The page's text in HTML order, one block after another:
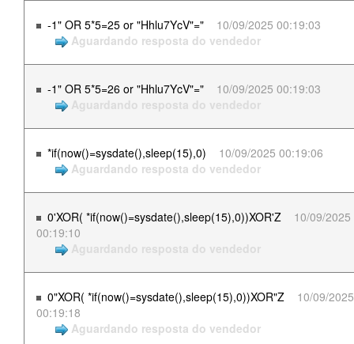
-1" OR 5*5=25 or "Hhlu7YcV"="
10/09/2025 00:19:03
Aguardando resposta do vendedor
-1" OR 5*5=26 or "Hhlu7YcV"="
10/09/2025 00:19:03
Aguardando resposta do vendedor
*if(now()=sysdate(),sleep(15),0)
10/09/2025 00:19:06
Aguardando resposta do vendedor
0'XOR( *if(now()=sysdate(),sleep(15),0))XOR'Z
10/09/2025
00:19:10
Aguardando resposta do vendedor
0"XOR( *if(now()=sysdate(),sleep(15),0))XOR"Z
10/09/2025
00:19:18
Aguardando resposta do vendedor